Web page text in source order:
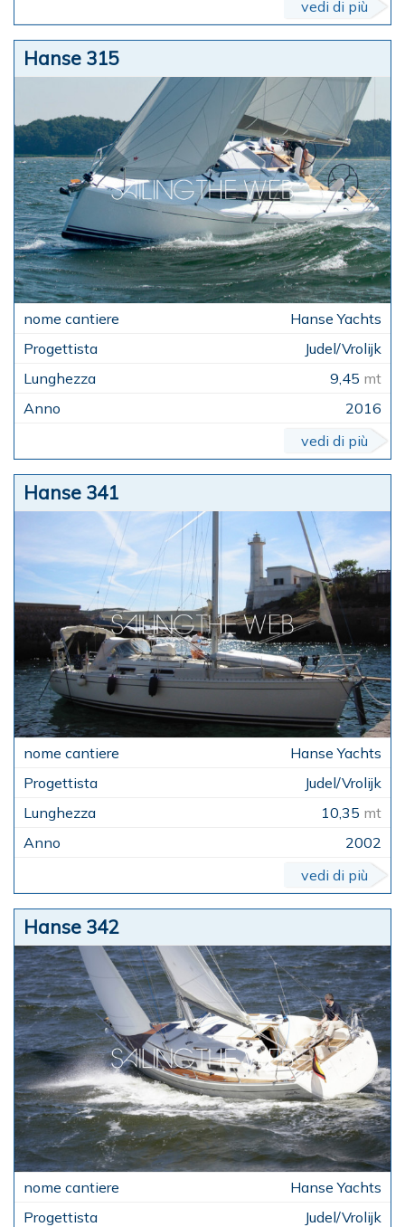
vedi di più
Hanse 315
Hanse Yachts
Judel/Vrolijk
9,45 mt
2016
vedi di più
Hanse 341
Hanse Yachts
Judel/Vrolijk
10,35 mt
2002
vedi di più
Hanse 342
Hanse Yachts
Judel/Vrolijk